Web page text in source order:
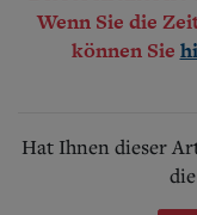
Wenn Sie die
können Sie
Hat Ihnen dieser